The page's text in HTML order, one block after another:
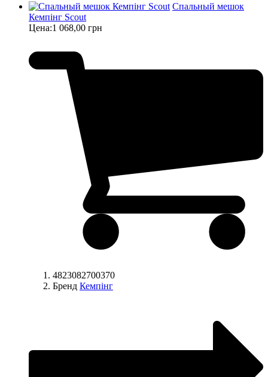
Спальный мешок
Кемпінг Scout
Цена:1 068,00 грн
4823082700370
Бренд Кемпінг